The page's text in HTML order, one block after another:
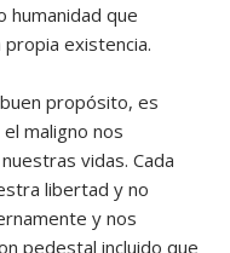
humanidad que
existencia.
propósito, es
maligno nos
vidas. Cada
libertad y no
y nos
pedestal incluido que